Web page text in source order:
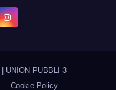
| UNION PUBBLI 3
Cookie Policy